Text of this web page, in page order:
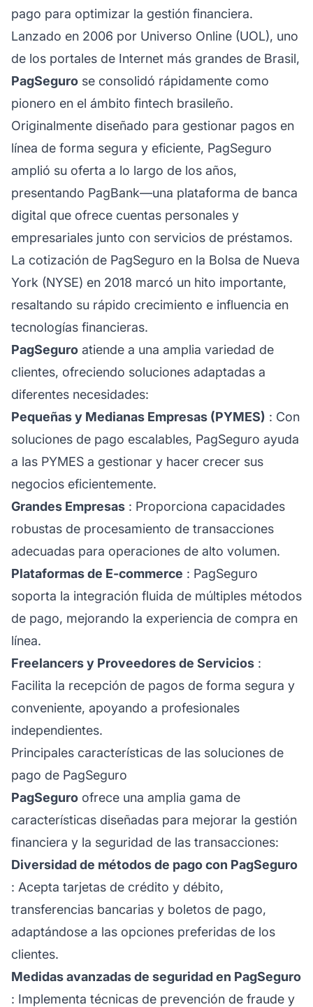
pago para optimizar la gestión financiera.
Lanzado en 2006 por Universo Online (UOL), uno
de los portales de Internet más grandes de Brasil,
PagSeguro se consolidó rápidamente como
pionero en el ámbito fintech brasileño.
Originalmente diseñado para gestionar pagos en
línea de forma segura y eficiente, PagSeguro
amplió su oferta a lo largo de los años,
presentando PagBank—una plataforma de banca
digital que ofrece cuentas personales y
empresariales junto con servicios de préstamos.
La cotización de PagSeguro en la Bolsa de Nueva
York (NYSE) en 2018 marcó un hito importante,
resaltando su rápido crecimiento e influencia en
tecnologías financieras.
PagSeguro atiende a una amplia variedad de
clientes, ofreciendo soluciones adaptadas a
diferentes necesidades:
Pequeñas y Medianas Empresas (PYMES) : Con
soluciones de pago escalables, PagSeguro ayuda
a las PYMES a gestionar y hacer crecer sus
negocios eficientemente.
Grandes Empresas : Proporciona capacidades
robustas de procesamiento de transacciones
adecuadas para operaciones de alto volumen.
Plataformas de E-commerce : PagSeguro
soporta la integración fluida de múltiples métodos
de pago, mejorando la experiencia de compra en
línea.
Freelancers y Proveedores de Servicios :
Facilita la recepción de pagos de forma segura y
conveniente, apoyando a profesionales
independientes.
Principales características de las soluciones de
pago de PagSeguro
PagSeguro ofrece una amplia gama de
características diseñadas para mejorar la gestión
financiera y la seguridad de las transacciones:
Diversidad de métodos de pago con PagSeguro
: Acepta tarjetas de crédito y débito,
transferencias bancarias y boletos de pago,
adaptándose a las opciones preferidas de los
clientes.
Medidas avanzadas de seguridad en PagSeguro
: Implementa técnicas de prevención de fraude y